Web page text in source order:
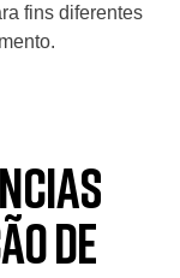
fins diferentes
de